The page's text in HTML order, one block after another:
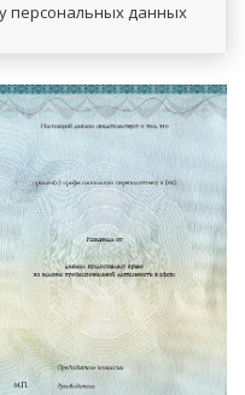
персональных данных